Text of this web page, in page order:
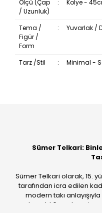
Ölçü (Çap
/ Uzunluk)
: Kolye -
Tema /
Figür /
Form
: Yuvarlak /
Tarz /Stil : Minimal -
Sümer Telkari:
Sümer Telkari olarak, 15.
tarafından icra edilen
modern takı
devraldığımız bu